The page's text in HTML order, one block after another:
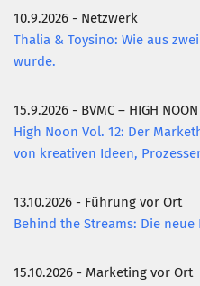
10.9.2026 - Netzwerk
Thalia & Toysino: Wie aus
wurde.
15.9.2026 - BVMC – HIGH NOON
High Noon Vol. 12: Der
von kreativen Ideen,
13.10.2026 - Führung vor Ort
Behind the Streams: Die neue
15.10.2026 - Marketing vor Ort